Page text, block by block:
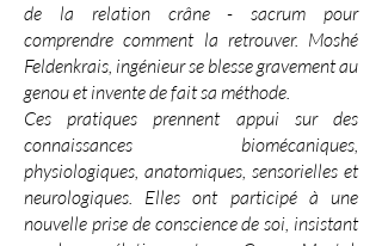
de la relation crâne - sacrum pour
comprendre comment la retrouver. Moshé
Feldenkrais, ingénieur se blesse gravement au
genou et invente de fait sa méthode.
Ces pratiques prennent appui sur des
connaissances biomécaniques,
physiologiques, anatomiques, sensorielles et
neurologiques. Elles ont participé à une
nouvelle prise de conscience de soi, insistant